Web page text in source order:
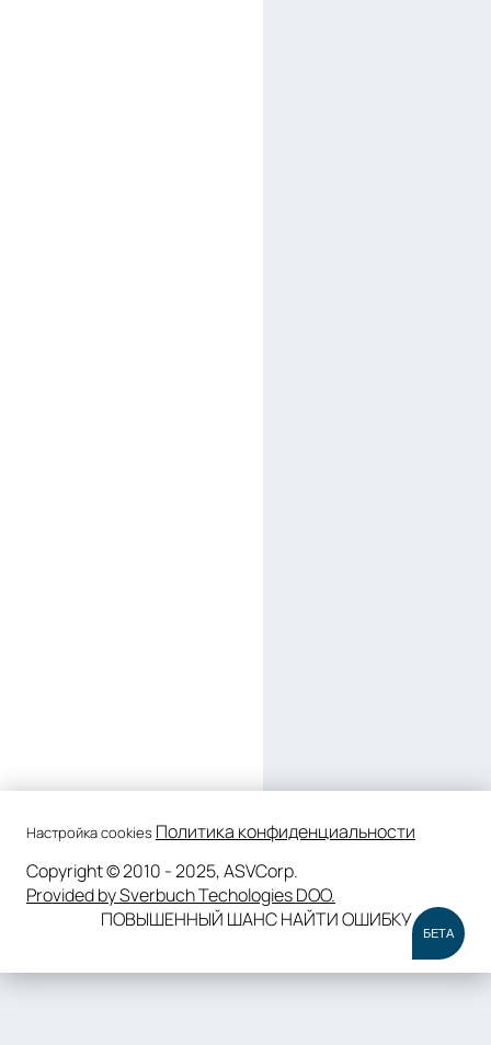
Настройка cookies Политика конфиденциальности
Copyright © 2010 - 2025, ASVCorp.
Provided by Sverbuch Techologies DOO.
ПОВЫШЕННЫЙ ШАНС НАЙТИ ОШИБКУ
БЕТА